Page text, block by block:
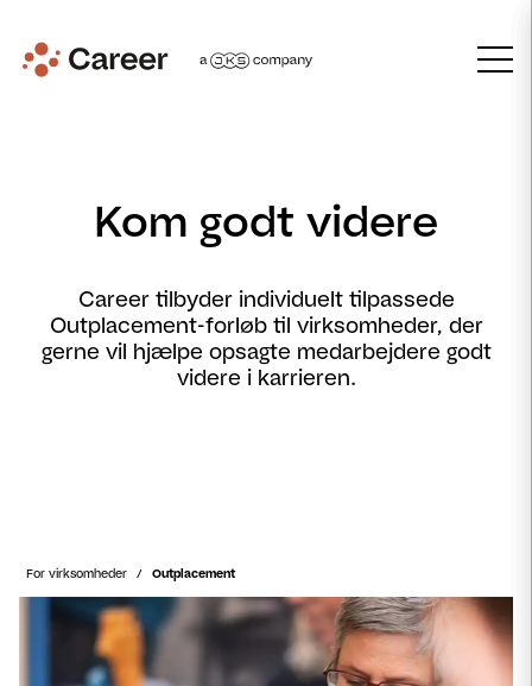
Kom godt videre
Career tilbyder individuelt tilpassede
Outplacement-forløb til virksomheder, der
gerne vil hjælpe opsagte medarbejdere godt
videre i karrieren.
For virksomheder Outplacement